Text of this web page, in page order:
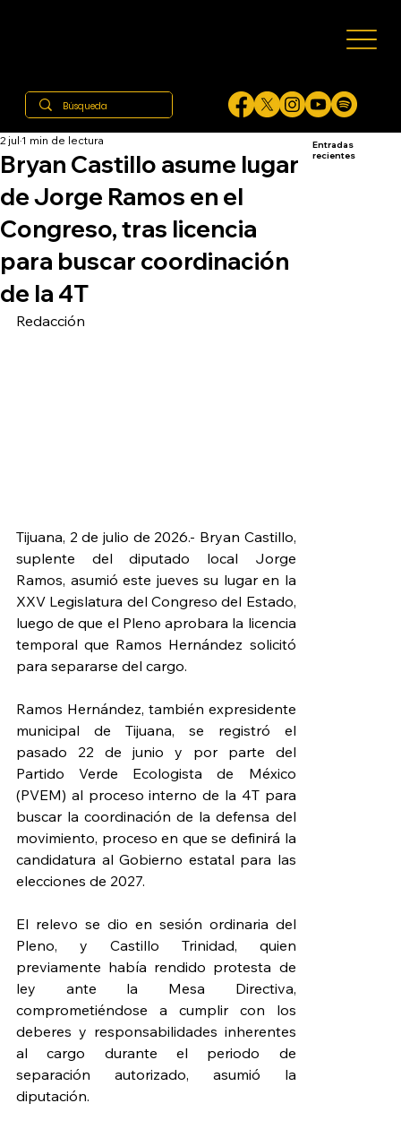
Bryan Castillo asume lugar
de Jorge Ramos en el
Congreso, tras licencia
para buscar coordinación
de la 4T
2 jul 1 min de lectura
Redacción
Tijuana, 2 de julio de 2026.- Bryan Castillo,
suplente del diputado local Jorge
Ramos, asumió este jueves su lugar en la
XXV Legislatura del Congreso del Estado,
luego de que el Pleno aprobara la licencia
temporal que Ramos Hernández solicitó
para separarse del cargo.
Ramos Hernández, también expresidente
municipal de Tijuana, se registró el
pasado 22 de junio y por parte del
Partido Verde Ecologista de México
(PVEM) al proceso interno de la 4T para
buscar la coordinación de la defensa del
movimiento, proceso en que se definirá la
candidatura al Gobierno estatal para las
elecciones de 2027.
El relevo se dio en sesión ordinaria del
Pleno, y Castillo Trinidad, quien
previamente había rendido protesta de
ley ante la Mesa Directiva,
comprometiéndose a cumplir con los
deberes y responsabilidades inherentes
al cargo durante el periodo de
separación autorizado, asumió la
diputación.
Entradas
recientes